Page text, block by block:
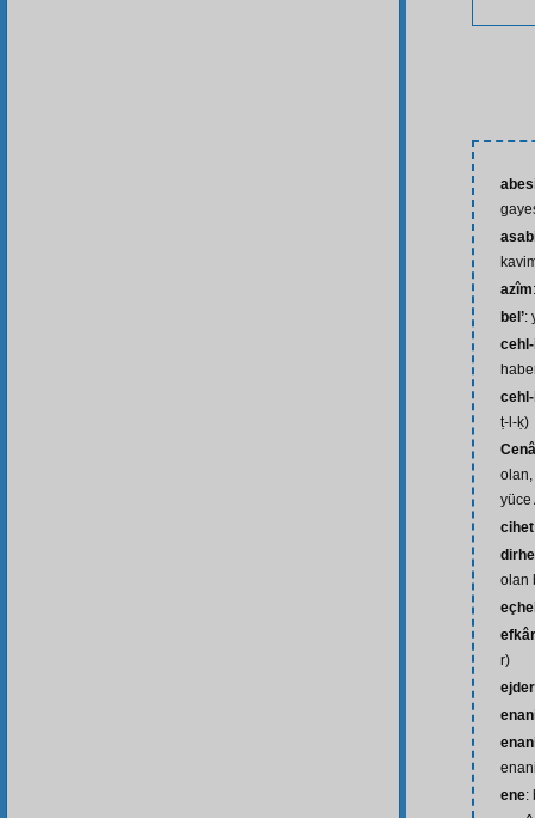
azîm
bel’:
ṭ-l-ḳ)
olan,
yüce
cihet
olan
efkâr
r)
ene: